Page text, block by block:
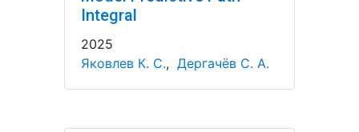
Integral
2025
Яковлев К. С., Дергачёв С. А.